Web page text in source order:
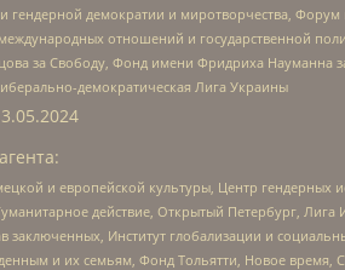
демократии и миротворчества,
отношений и государственной
за Свободу, Фонд имени Фридриха Науманна
демократическая Лига Украины
и европейской культуры, Центр
действие, Открытый Петербург, Лига
заключенных, Институт глобализации и
и их семьям, Фонд Тольятти, Новое время,